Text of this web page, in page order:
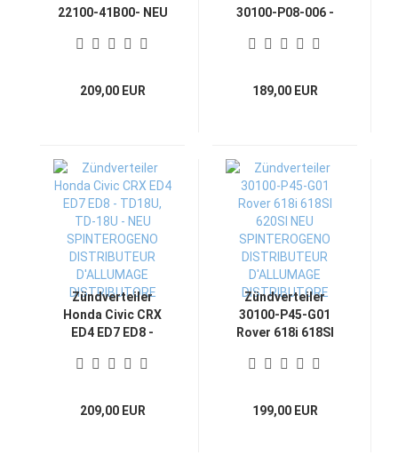
22100-41B00- NEU
DISTRIBUTEUR
DISTRIBUTORE
209,00 EUR
30100-P08-006 -
SPINTEROGENO
D'ALLUMAGE
DISTRIBUTORE
189,00 EUR
Zündverteiler
Honda Civic CRX
ED4 ED7 ED8 -
NEU
DISTRIBUTEUR
D'ALLUMAGE
209,00 EUR
Zündverteiler
30100-P45-G01
Rover 618i 618SI
SPINTEROGENO
D'ALLUMAGE
DISTRIBUTORE
199,00 EUR